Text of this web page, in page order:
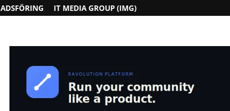
IT MEDIA GROUP (IMG)